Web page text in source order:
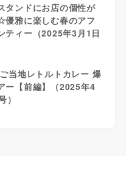
タンドにお店の個性が
優雅に楽しむ春のアフ
ティー（2025年3月1日
当地レトルトカレー 爆
ー【前編】（2025年4
）